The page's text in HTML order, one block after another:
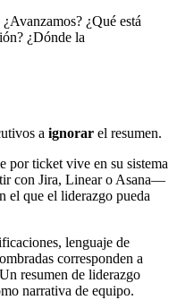
¿Qué está
¿Dónde la
a ignorar el resumen.
por ticket vive en su sistema
con Jira, Linear o Asana—
el que el liderazgo pueda
lenguaje de
corresponden a
resumen de liderazgo
narrativa de equipo.